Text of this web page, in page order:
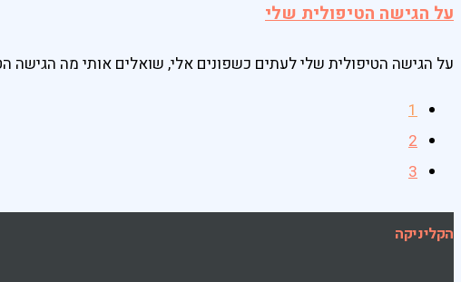
על הגישה הטיפולית שלי
על הגישה הטיפולית שלי לעתים כשפונים אלי, שואלים אותי מה הגישה
1
2
3
הקליניקה